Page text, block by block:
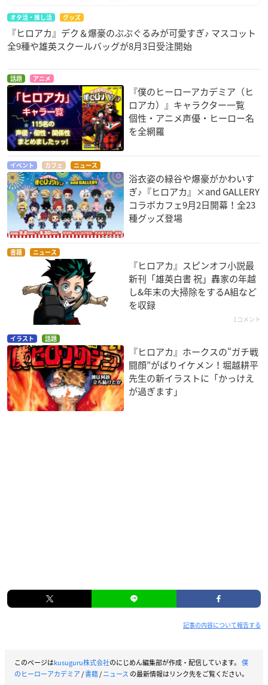
オタ活・推し活 グッズ
『ヒロアカ』デク＆爆豪のぷぷぐるみが可愛すぎ♪ マスコット
全9種や雄英スクールバッグが8月3日受注開始
話題 アニメ
『僕のヒーローアカデミア（ヒ
ロアカ）』キャラクター一覧
個性・アニメ声優・ヒーロー名
を全網羅
イベント カフェ ニュース
浴衣姿の緑谷や爆豪がかわいす
ぎ♪『ヒロアカ』×and GALLERY
コラボカフェ9月2日開幕！全23
種グッズ登場
書籍 ニュース
『ヒロアカ』スピンオフ小説最
新刊「雄英白書 祝」轟家の年越
し&年末の大掃除をするA組など
を収録
1コメント
イラスト 話題
『ヒロアカ』ホークスの“ガチ戦
闘顔”がばりイケメン！堀越耕平
先生の新イラストに「かっけえ
が過ぎます」
記事の内容について報告する
このページはkusuguru株式会社のにじめん編集部が作成・配信しています。 僕
のヒーローアカデミア/書籍/ニュース の最新情報はリンク先をご覧ください。